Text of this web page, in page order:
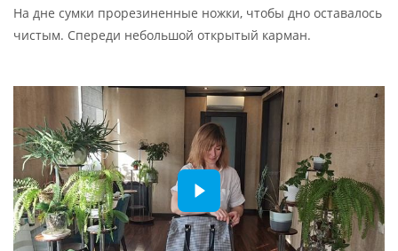
На дне сумки прорезиненные ножки, чтобы дно оставалось
чистым. Спереди небольшой открытый карман.